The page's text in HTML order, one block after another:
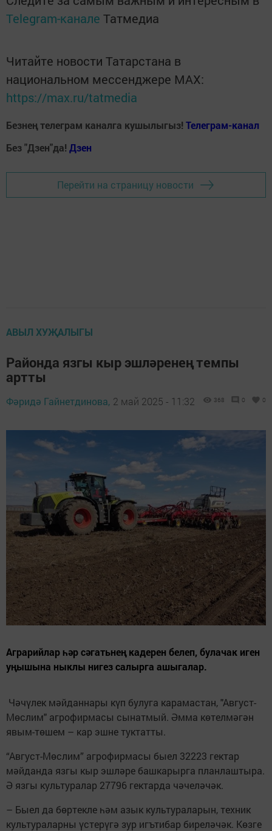
Telegram-канале Татмедиа
Читайте новости Татарстана в
национальном мессенджере MАХ:
https://max.ru/tatmedia
Безнең телеграм каналга кушылыгыз! Телеграм-канал
Без "Дзен"да! Дзен
Перейти на страницу новости
АВЫЛ ХУҖАЛЫГЫ
Районда язгы кыр эшләренең темпы
артты
Фәридә Гайнетдинова, 2 май 2025 - 11:32 368 0 0
Аграрийлар һәр сәгатьнең кадерен белеп, булачак иген
уңышына ныклы нигез салырга ашыгалар.
Чәчүлек мәйданнары күп булуга карамастан, "Август-
Мөслим" агрофирмасы сынатмый. Әмма көтелмәгән
явым-төшем – кар эшне туктатты.
“Август-Мөслим” агрофирмасы быел 32223 гектар
мәйданда язгы кыр эшләре башкарырга планлаштыра.
Ә язгы культуралар 27796 гектарда чәчеләчәк.
– Быел да бөртекле һәм азык культураларын, техник
культураларны үстерүгә зур игътибар биреләчәк. Көзге